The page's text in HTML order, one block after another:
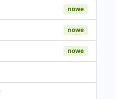
nowe
nowe
nowe